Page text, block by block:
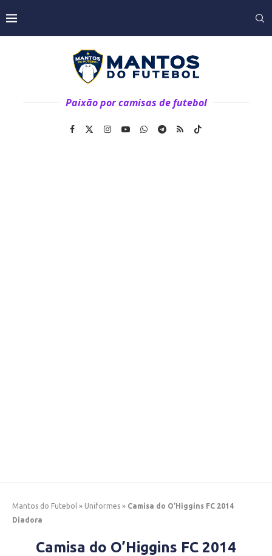
Paixão por camisas de futebol
Mantos do Futebol » Uniformes » Camisa do O’Higgins FC 2014
Diadora
Camisa do O’Higgins FC 2014